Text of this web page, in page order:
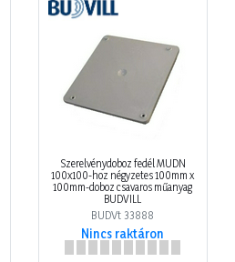
Szerelvénydoboz fedél MÜDN
100x100-hoz négyzetes 100mm x
100mm-doboz csavaros műanyag
BUDVILL
BUDVt 33888
Nincs raktáron